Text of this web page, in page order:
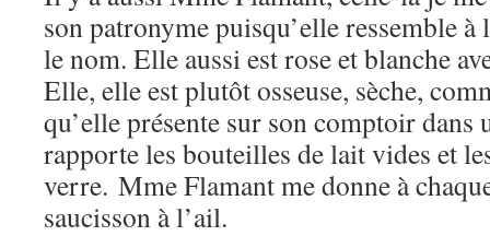
son patronyme puisqu’elle ressemble
le nom. Elle aussi est rose et blanche
Elle, elle est plutôt osseuse, sèche,
qu’elle présente sur son comptoir
rapporte les bouteilles de lait vides et
verre. Mme Flamant me donne à
saucisson à l’ail.